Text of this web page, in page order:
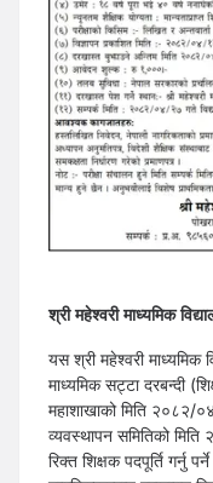
श्री महेश्वरी माध्यमिक
यस श्री महेश्वरी माध्यमिक
माध्यमिक सट्टा दरबन्दी
महाशाखाको मिति २०८२/
व्यवस्थापन समितिको
रिक्त शिक्षक पदपूर्ति गर्नु